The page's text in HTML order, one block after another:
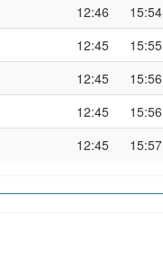
12:46 15:54
12:45 15:55
12:45 15:56
12:45 15:56
12:45 15:57